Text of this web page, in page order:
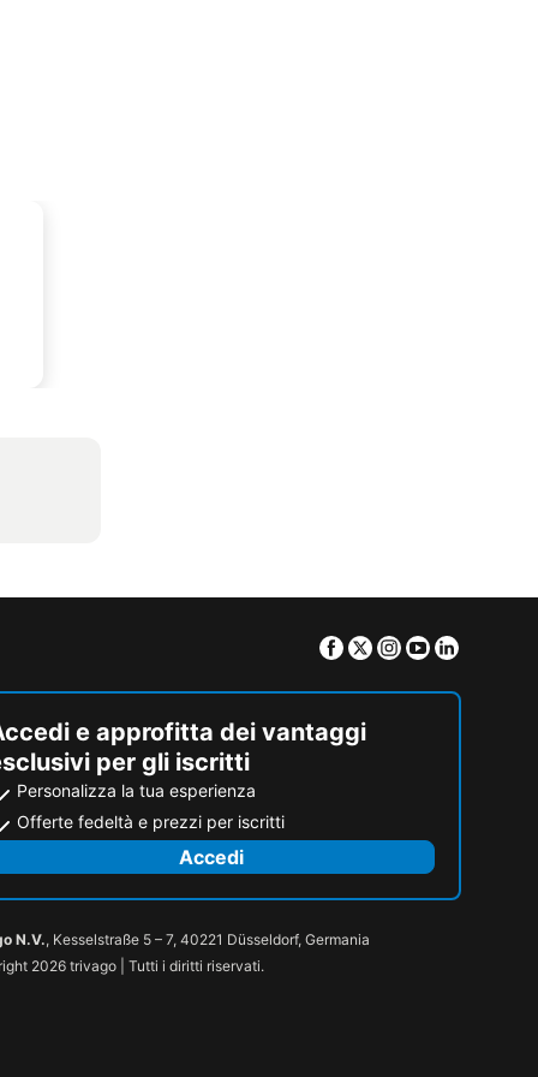
Facebook
TwitterInstagram
Youtube
e approfitta dei vantaggi
per gli iscritti
Personalizza la tua esperienza
Offerte fedeltà e prezzi per iscritti
Accedi
N.V., Kesselstraße 5 – 7, 40221 Düsseldorf, Germania
2026 trivago | Tutti i diritti riservati.